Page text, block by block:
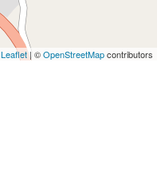
Leaflet| ©OpenStreetMapcontributors